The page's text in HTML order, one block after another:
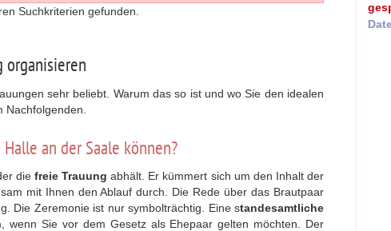
Suchkriterien gefunden.
organisieren
sehr beliebt. Warum das so ist und wo Sie den idealen
an der Saale können?
die freie Trauung abhält. Er kümmert sich um den Inhalt der
mit Ihnen den Ablauf durch. Die Rede über das Brautpaar
Die Zeremonie ist nur symbolträchtig. Eine standesamtliche
wenn Sie vor dem Gesetz als Ehepaar gelten möchten. Der